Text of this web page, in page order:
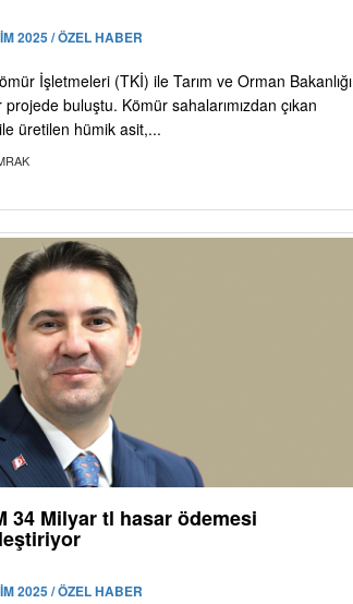
2025 / ÖZEL HABER
İşletmeleri (TKİ) ile Tarım ve Orman Bakanlığı
buluştu. Kömür sahalarımızdan çıkan
üretilen hümik asit,...
34 Milyar tl hasar ödemesi
2025 / ÖZEL HABER